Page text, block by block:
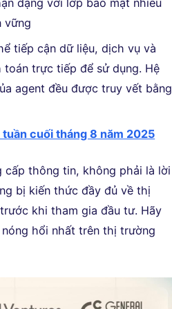
vững
tiếp cận dữ liệu, dịch vụ và
trực tiếp để sử dụng. Hệ
agent đều được truy vết bằng
cuối tháng 8 năm 2025
cấp thông tin, không phải là lời
bị kiến thức đầy đủ về thị
khi tham gia đầu tư. Hãy
hổi nhất trên thị trường